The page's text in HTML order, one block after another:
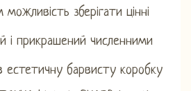
зберігати цінні
і прикрашений численними
естетичну барвисту коробку